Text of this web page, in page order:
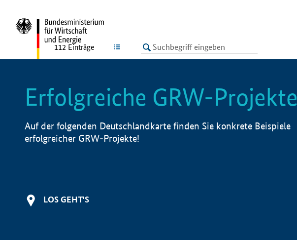
LISTE
112 Einträge
Erfolgreiche GRW-Projekte
Auf der folgenden Deutschlandkarte finden Sie konkrete Beispiele
erfolgreicher GRW-Projekte!
LOS GEHT'S